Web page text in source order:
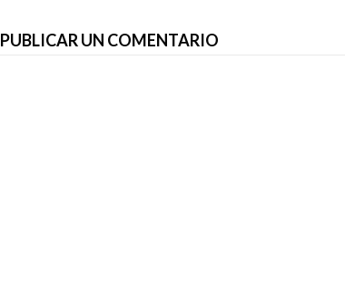
PUBLICAR UN COMENTARIO